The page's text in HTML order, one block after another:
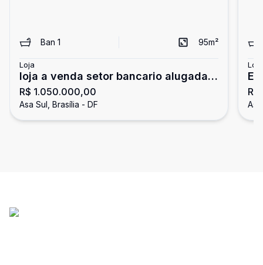
Ban 1 95m²
Loja
loja a venda setor bancario alugada
dando renda localização
R$ 1.050.000,00
Asa Sul, Brasília - DF
Loja
Sul